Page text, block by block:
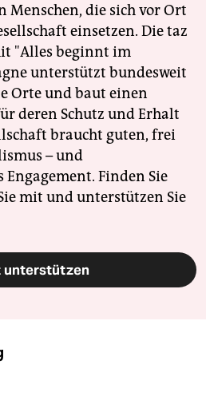
Menschen, die sich vor Ort
einsetzen. Die taz
"Alles beginnt im
unterstützt bundesweit
Orte und baut einen
deren Schutz und Erhalt
braucht guten, frei
– und
Finden Sie
mit und unterstützen Sie